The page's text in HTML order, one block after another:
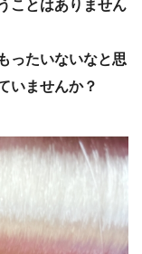
ことはありません
ったいないなと思
いませんか？